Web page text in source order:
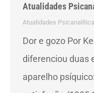
Atualidades
Atualidades
Dor e gozo Por
diferenciou duas
aparelho